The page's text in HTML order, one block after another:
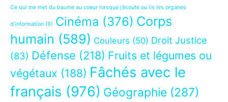
Ce qui me met du baume au coeur lorsque j’écoute ou lis les organes
d’information (9) Cinéma (376) Corps
humain (589) Couleurs (50) Droit Justice
(83) Défense (218) Fruits et légumes ou
végétaux (188) Fâchés avec le
français (976) Géographie (287)